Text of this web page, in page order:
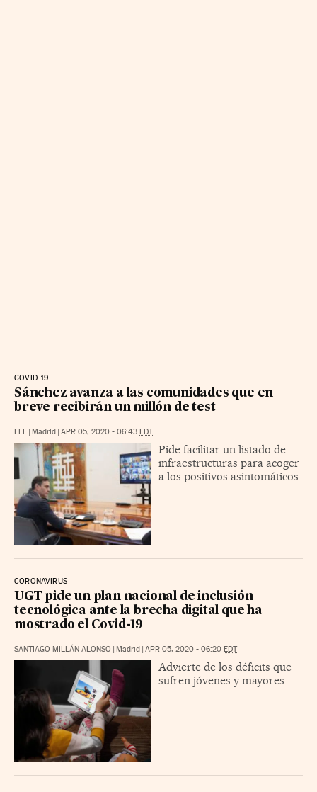
COVID-19
Sánchez avanza a las comunidades que en
breve recibirán un millón de test
EFE | Madrid | APR 05, 2020 - 06:43 EDT
Pide facilitar un listado de
infraestructuras para acoger
a los positivos asintomáticos
CORONAVIRUS
UGT pide un plan nacional de inclusión
tecnológica ante la brecha digital que ha
mostrado el Covid-19
SANTIAGO MILLÁN ALONSO | Madrid | APR 05, 2020 - 06:20 EDT
Advierte de los déficits que
sufren jóvenes y mayores